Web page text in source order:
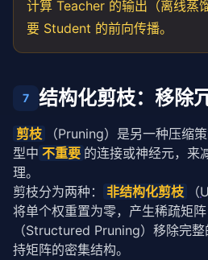
teacher_logits =
student_logits =
    loss.backward()
计算 Teacher 的输出（离线蒸
要 Student 的前向传播。
7 结构化剪枝：移除
剪枝
（Pruning）是另一种压缩
型中 不重要 的连接或神经元，来
理。
剪枝分为两种：
非结构化剪枝 （
将单个权重置为零，产生稀疏矩阵
（Structured Pruning）移除完
持矩阵的密集结构。